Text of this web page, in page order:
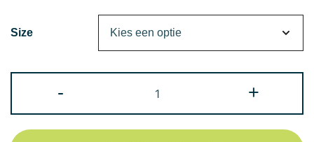
49,50 €
tot
62,50 €
Size
-
Pressure
Cooker
+